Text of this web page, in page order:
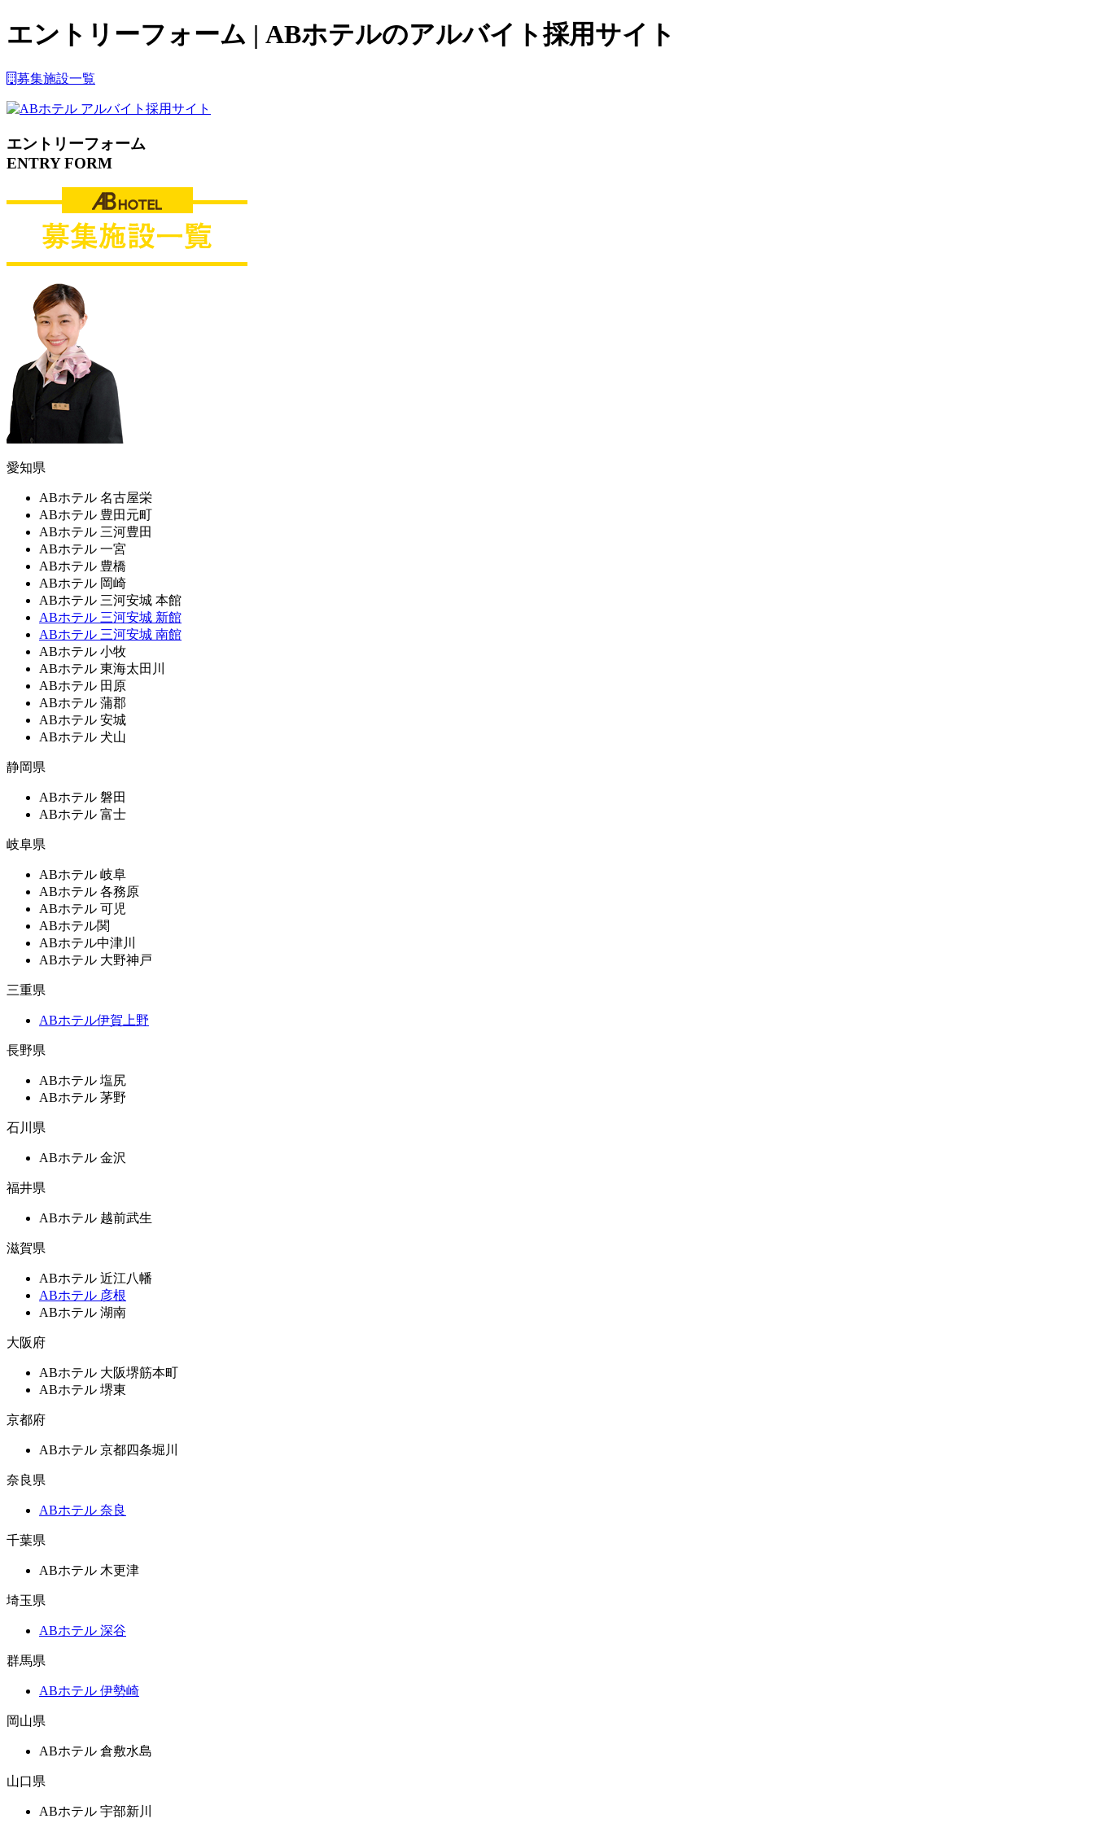
エントリーフォーム | ABホテルのアルバイト採用サイト
募集施設一覧
エントリーフォーム
ENTRY FORM
愛知県
ABホテル 名古屋栄
ABホテル 豊田元町
ABホテル 三河豊田
ABホテル 一宮
ABホテル 豊橋
ABホテル 岡崎
ABホテル 三河安城 本館
ABホテル 三河安城 新館
ABホテル 三河安城 南館
ABホテル 小牧
ABホテル 東海太田川
ABホテル 田原
ABホテル 蒲郡
ABホテル 安城
ABホテル 犬山
静岡県
ABホテル 磐田
ABホテル 富士
岐阜県
ABホテル 岐阜
ABホテル 各務原
ABホテル 可児
ABホテル関
ABホテル中津川
ABホテル 大野神戸
三重県
ABホテル伊賀上野
長野県
ABホテル 塩尻
ABホテル 茅野
石川県
ABホテル 金沢
福井県
ABホテル 越前武生
滋賀県
ABホテル 近江八幡
ABホテル 彦根
ABホテル 湖南
大阪府
ABホテル 大阪堺筋本町
ABホテル 堺東
京都府
ABホテル 京都四条堀川
奈良県
ABホテル 奈良
千葉県
ABホテル 木更津
埼玉県
ABホテル 深谷
群馬県
ABホテル 伊勢崎
岡山県
ABホテル 倉敷水島
山口県
ABホテル 宇部新川